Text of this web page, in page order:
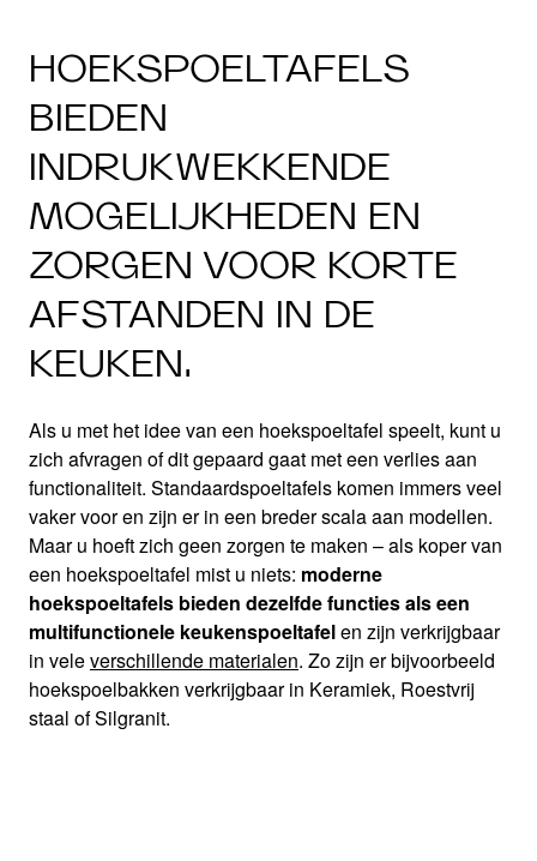
HOEKSPOELTAFELS
BIEDEN
INDRUKWEKKENDE
MOGELIJKHEDEN EN
ZORGEN VOOR KORTE
AFSTANDEN IN DE
KEUKEN.
Als u met het idee van een hoekspoeltafel speelt, kunt u
zich afvragen of dit gepaard gaat met een verlies aan
functionaliteit. Standaardspoeltafels komen immers veel
vaker voor en zijn er in een breder scala aan modellen.
Maar u hoeft zich geen zorgen te maken – als koper van
een hoekspoeltafel mist u niets: moderne
hoekspoeltafels bieden dezelfde functies als een
multifunctionele keukenspoeltafelen zijn verkrijgbaar
in veleverschillende materialen. Zo zijn er bijvoorbeeld
hoekspoelbakken verkrijgbaar in Keramiek, Roestvrij
staal of Silgranit.